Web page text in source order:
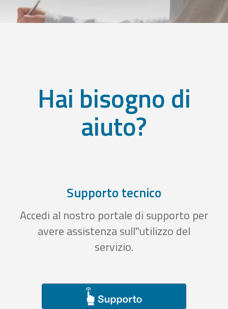
Hai bisogno di
aiuto?
Supporto tecnico
Accedi al nostro portale di supporto per
avere assistenza sull''utilizzo del
servizio.